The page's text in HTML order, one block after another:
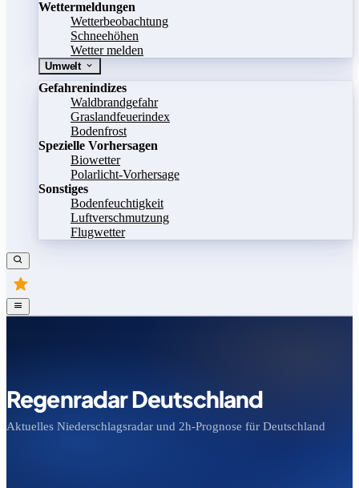
Wettermeldungen
Wetterbeobachtung
Schneehöhen
Wetter melden
Umwelt
Gefahrenindizes
Waldbrandgefahr
Graslandfeuerindex
Bodenfrost
Spezielle Vorhersagen
Biowetter
Polarlicht-Vorhersage
Sonstiges
Bodenfeuchtigkeit
Luftverschmutzung
Flugwetter
Regenradar Deutschland
Aktuelles Niederschlagsradar und 2h-Prognose für Deutschland